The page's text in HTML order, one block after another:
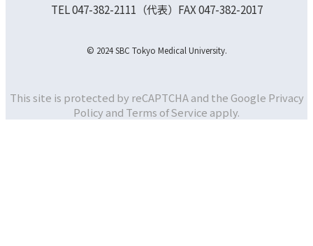
TEL 047-382-2111（代表）FAX 047-382-2017
© 2024 SBC Tokyo Medical University.
This site is protected by reCAPTCHA and the Google Privacy
Policy and Terms of Service apply.